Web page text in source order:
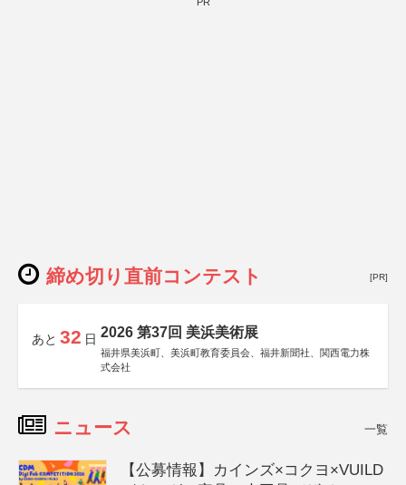
締め切り直前コンテスト [PR]
あと 32 日 2026 第37回 美浜美術展
福井県美浜町、美浜町教育委員会、福井新聞社、関西電力株
式会社
ニュース 一覧
【公募情報】カインズ×コクヨ×VUILD